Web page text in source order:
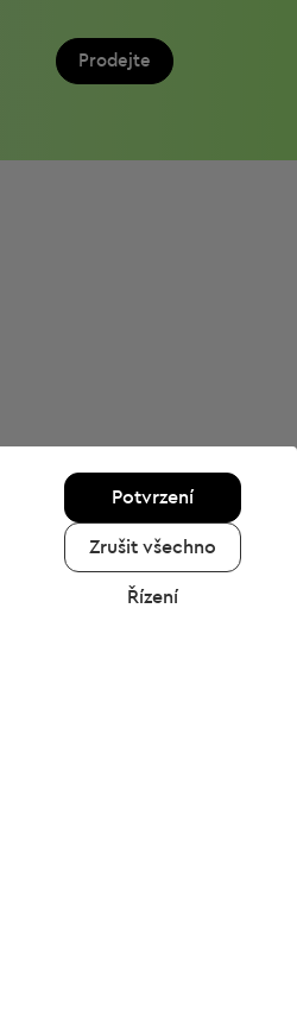
Prodejte
Potvrzení
Zrušit všechno
Řízení